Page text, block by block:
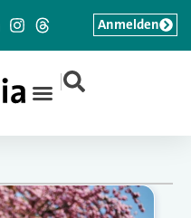
|
Anmelden